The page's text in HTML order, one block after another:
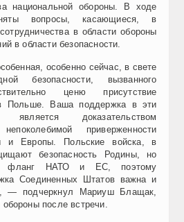
национальной обороны. В ходе
вопросы, касающиеся, в
в области обороны
в области безопасности.
особенно сейчас, в свете
безопасности, вызванного
ценю присутствие
Польше. Ваша поддержка в эти
доказательством
приверженности
и Европы. Польские войска, в
безопасность Родины, но
фланг НАТО и ЕС, поэтому
Соединенных Штатов важна и
— подчеркнул Мариуш Блащак,
после встречи.